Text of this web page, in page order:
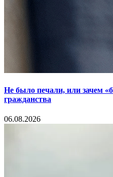
Не было печали, или зачем
гражданства
06.08.2026